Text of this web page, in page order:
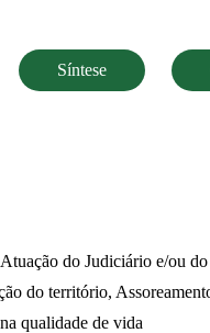
Síntese
do Judiciário e/ou
do território,
qualidade de vida